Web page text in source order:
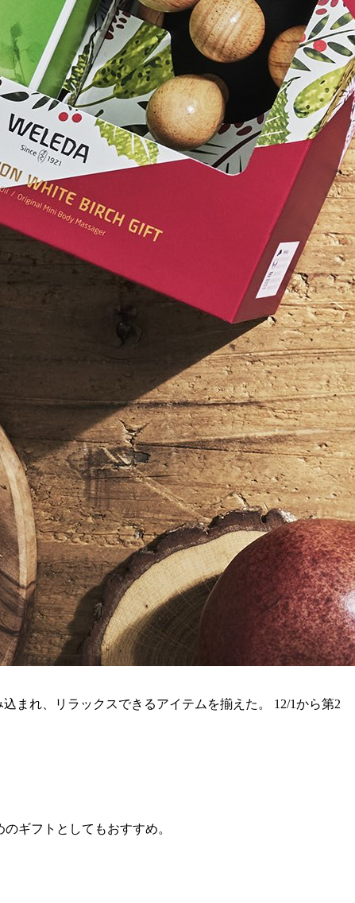
まれ、リラックスできるアイテムを揃えた。 12/1から第2
ギフトとしてもおすすめ。